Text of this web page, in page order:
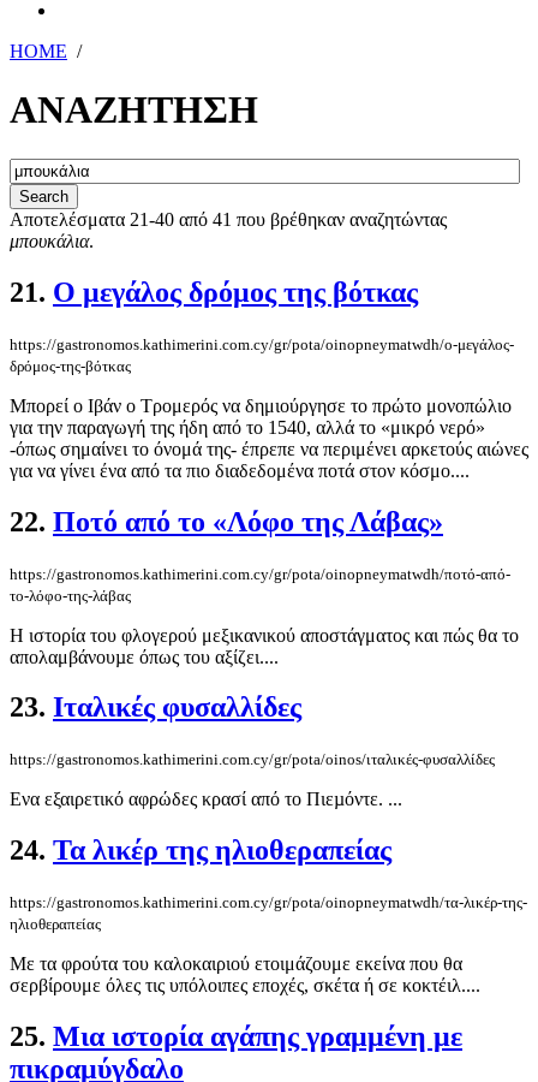
HOME /
ΑΝΑΖΗΤΗΣΗ
Αποτελέσματα 21-40 από 41 που βρέθηκαν αναζητώντας
μπουκάλια.
21. Ο μεγάλος δρόμος της βότκας
https://gastronomos.kathimerini.com.cy/gr/pota/oinopneymatwdh/ο-μεγάλος-
δρόμος-της-βότκας
Μπορεί ο Ιβάν ο Τρομερός να δημιούργησε το πρώτο μονοπώλιο
για την παραγωγή της ήδη από το 1540, αλλά το «μικρό νερό»
-όπως σημαίνει το όνομά της- έπρεπε να περιμένει αρκετούς αιώνες
για να γίνει ένα από τα πιο διαδεδομένα ποτά στον κόσμο....
22. Ποτό από το «Λόφο της Λάβας»
https://gastronomos.kathimerini.com.cy/gr/pota/oinopneymatwdh/ποτό-από-
το-λόφο-της-λάβας
Η ιστορία του φλογερού μεξικανικού αποστάγματος και πώς θα το
απολαμβάνουµε όπως του αξίζει....
23. Ιταλικές φυσαλλίδες
https://gastronomos.kathimerini.com.cy/gr/pota/oinos/ιταλικές-φυσαλλίδες
Ενα εξαιρετικό αφρώδες κρασί από το Πιεµόντε. ...
24. Τα λικέρ της ηλιοθεραπείας
https://gastronomos.kathimerini.com.cy/gr/pota/oinopneymatwdh/τα-λικέρ-της-
ηλιοθεραπείας
Με τα φρούτα του καλοκαιριού ετοιμάζουμε εκείνα που θα
σερβίρουμε όλες τις υπόλοιπες εποχές, σκέτα ή σε κοκτέιλ....
25. Μια ιστορία αγάπης γραμμένη με
πικραμύγδαλο